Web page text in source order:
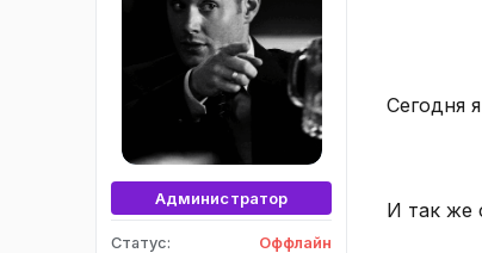
Администратор
Статус
Оффлайн
Сегодня
И так же